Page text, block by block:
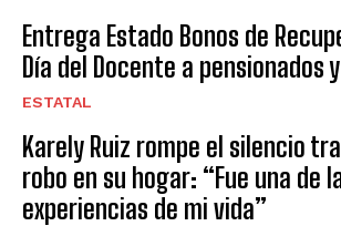
Entrega Estado Bonos de
Día del Docente a pensionados
ESTATAL
Karely Ruiz rompe el silencio
robo en su hogar: “Fue una de
experiencias de mi vida”